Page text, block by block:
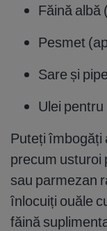
Făină albă
Pesmet
Sare și
Ulei
Puteți îmbogăți
precum usturoi
sau parmezan
înlocuiți ouăle
făină